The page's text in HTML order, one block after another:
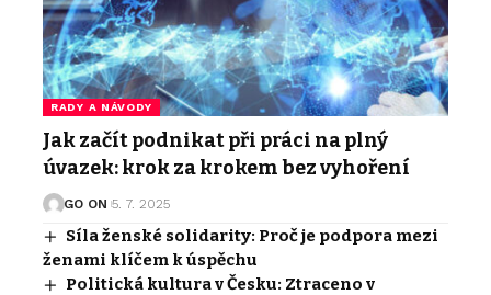
RADY A NÁVODY
Jak začít podnikat při práci na plný
úvazek: krok za krokem bez vyhoření
GO ON 5. 7. 2025
Síla ženské solidarity: Proč je podpora mezi
ženami klíčem k úspěchu
Politická kultura v Česku: Ztraceno v